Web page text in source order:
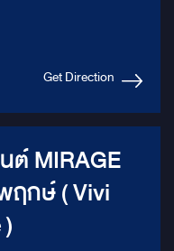
Get Direction
ต์ MIRAGE